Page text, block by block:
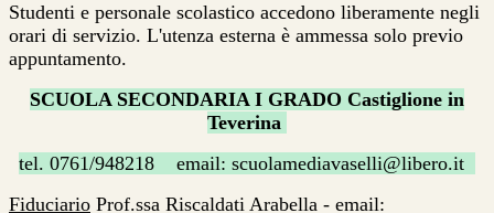
Studenti e personale scolastico accedono liberamente negli
orari di servizio. L'utenza esterna è ammessa solo previo
appuntamento.
SCUOLA SECONDARIA I GRADO Castiglione in
Teverina
tel. 0761/948218 email: scuolamediavaselli@libero.it
Fiduciario Prof.ssa Riscaldati Arabella - email: